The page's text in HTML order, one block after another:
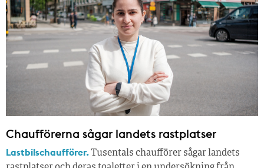
Chaufförerna sågar landets rastplatser
Lastbilschaufförer.Tusentals chaufförer sågar landets